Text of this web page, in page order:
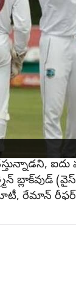
సిరీస్‌కు
లెఫ్ట్
విషయం
అకీమ్
ఇదే
క్రికెట్లో
ఐదు
జెర్మైన్
రేమాన్